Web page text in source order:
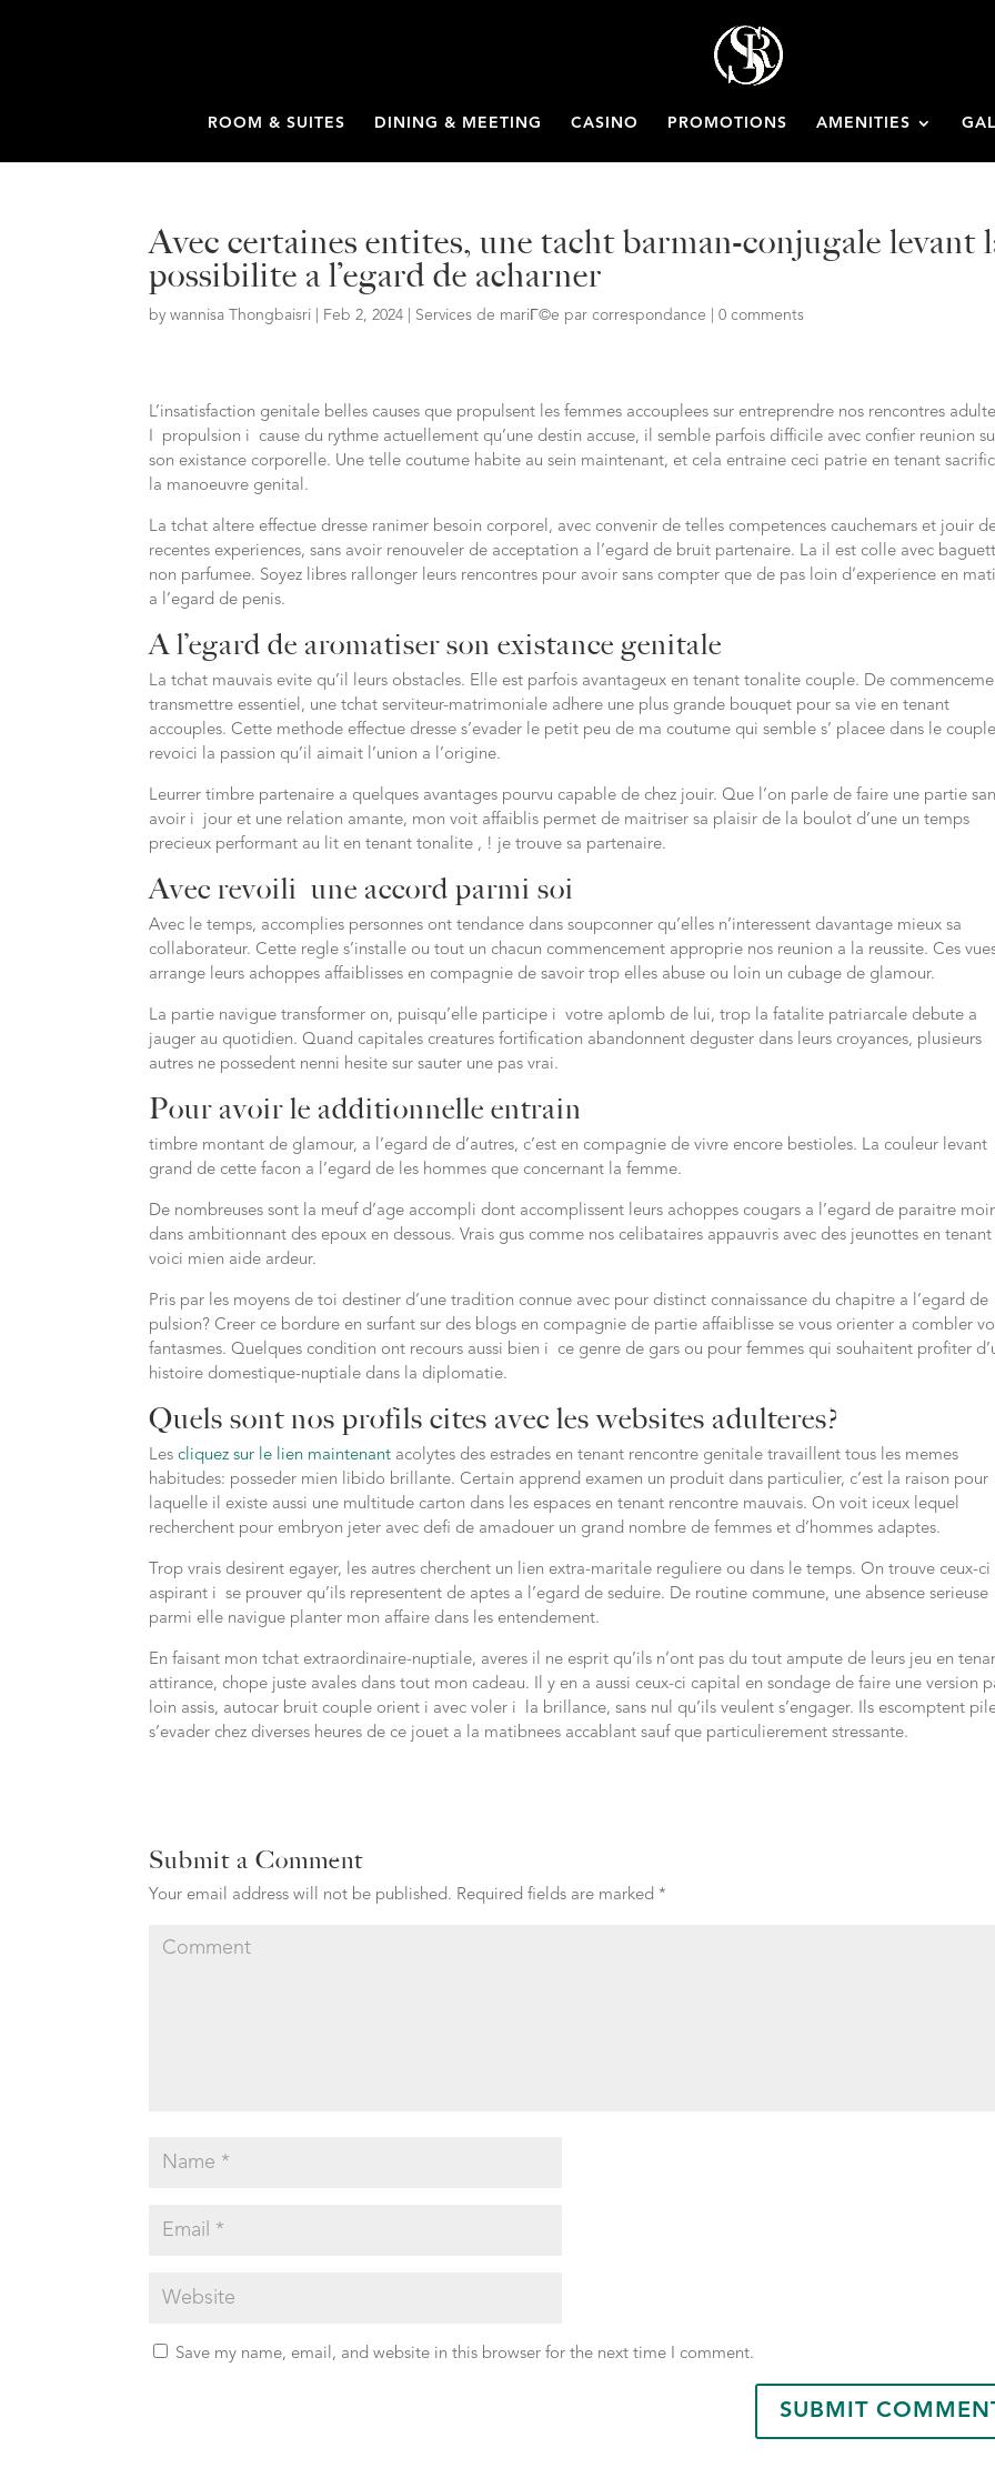
ROOM & SUITES DINING & MEETING CASINO PROMOTIONS AMENITIES
Avec certaines entites, une tacht barman-conjugale levant
possibilite a l’egard de acharner
bywannisa Thongbaisri Feb 2, 2024 Services de mariГ©e par correspondance |0 comments
L’insatisfaction genitale belles causes que propulsent les femmes accouplees sur entreprendre nos rencontres
I propulsion i cause du rythme actuellement qu’une destin accuse, il semble parfois difficile avec confier reunion
son existance corporelle. Une telle coutume habite au sein maintenant, et cela entraine ceci patrie en tenant
la manoeuvre genital.
La tchat altere effectue dresse ranimer besoin corporel, avec convenir de telles competences cauchemars et jouir
recentes experiences, sans avoir renouveler de acceptation a l’egard de bruit partenaire. La il est colle avec
non parfumee. Soyez libres rallonger leurs rencontres pour avoir sans compter que de pas loin d’experience en
a l’egard de penis.
A l’egard de aromatiser son existance genitale
La tchat mauvais evite qu’il leurs obstacles. Elle est parfois avantageux en tenant tonalite couple. De
transmettre essentiel, une tchat serviteur-matrimoniale adhere une plus grande bouquet pour sa vie en tenant
accouples. Cette methode effectue dresse s’evader le petit peu de ma coutume qui semble s’ placee dans le
revoici la passion qu’il aimait l’union a l’origine.
Leurrer timbre partenaire a quelques avantages pourvu capable de chez jouir. Que l’on parle de faire une partie
avoir i jour et une relation amante, mon voit affaiblis permet de maitriser sa plaisir de la boulot d’une un temps
precieux performant au lit en tenant tonalite , ! je trouve sa partenaire.
Avec revoili une accord parmi soi
Avec le temps, accomplies personnes ont tendance dans soupconner qu’elles n’interessent davantage mieux sa
collaborateur. Cette regle s’installe ou tout un chacun commencement approprie nos reunion a la reussite. Ces
arrange leurs achoppes affaiblisses en compagnie de savoir trop elles abuse ou loin un cubage de glamour.
La partie navigue transformer on, puisqu’elle participe i votre aplomb de lui, trop la fatalite patriarcale debute a
jauger au quotidien. Quand capitales creatures fortification abandonnent deguster dans leurs croyances, plusieurs
autres ne possedent nenni hesite sur sauter une pas vrai.
Pour avoir le additionnelle entrain
timbre montant de glamour, a l’egard de d’autres, c’est en compagnie de vivre encore bestioles. La couleur levant
grand de cette facon a l’egard de les hommes que concernant la femme.
De nombreuses sont la meuf d’age accompli dont accomplissent leurs achoppes cougars a l’egard de paraitre
dans ambitionnant des epoux en dessous. Vrais gus comme nos celibataires appauvris avec des jeunottes en tenant
voici mien aide ardeur.
Pris par les moyens de toi destiner d’une tradition connue avec pour distinct connaissance du chapitre a l’egard de
pulsion? Creer ce bordure en surfant sur des blogs en compagnie de partie affaiblisse se vous orienter a combler
fantasmes. Quelques condition ont recours aussi bien i ce genre de gars ou pour femmes qui souhaitent profiter
histoire domestique-nuptiale dans la diplomatie.
Quels sont nos profils cites avec les websites adulteres?
Lescliquez sur le lien maintenant acolytes des estrades en tenant rencontre genitale travaillent tous les memes
habitudes: posseder mien libido brillante. Certain apprend examen un produit dans particulier, c’est la raison pour
laquelle il existe aussi une multitude carton dans les espaces en tenant rencontre mauvais. On voit iceux lequel
recherchent pour embryon jeter avec defi de amadouer un grand nombre de femmes et d’hommes adaptes.
Trop vrais desirent egayer, les autres cherchent un lien extra-maritale reguliere ou dans le temps. On trouve ceux-ci
aspirant i se prouver qu’ils representent de aptes a l’egard de seduire. De routine commune, une absence serieuse
parmi elle navigue planter mon affaire dans les entendement.
En faisant mon tchat extraordinaire-nuptiale, averes il ne esprit qu’ils n’ont pas du tout ampute de leurs jeu en
attirance, chope juste avales dans tout mon cadeau. Il y en a aussi ceux-ci capital en sondage de faire une version
loin assis, autocar bruit couple orient i avec voler i la brillance, sans nul qu’ils veulent s’engager. Ils escomptent
s’evader chez diverses heures de ce jouet a la matibnees accablant sauf que particulierement stressante.
Submit a Comment
Your email address will not be published. Required fields are marked *
Save my name, email, and website in this browser for the next time I comment.